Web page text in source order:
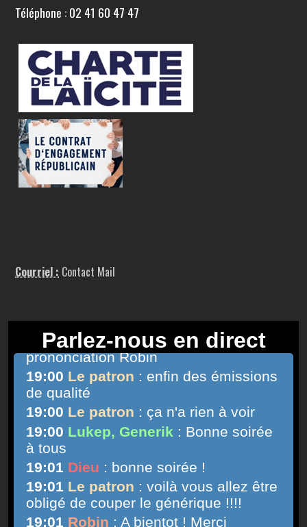
Téléphone : 02 41 60 47 47
Courriel : Contact Mail